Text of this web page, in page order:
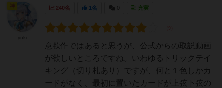
240名 1名 充実
意欲作ではあると思うが、公式からの取説動画
が欲しいところですね。いわゆるトリックテイ
キング（切り札あり）ですが、何と１色しかカ
ードがなく、最初に置いたカードが上弦下弦の
神